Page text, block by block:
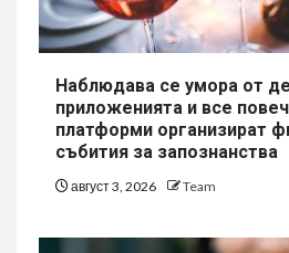
Наблюдава се умора от
приложенията и все
платформи организират
събития за запознанства
август 3, 2026 Team